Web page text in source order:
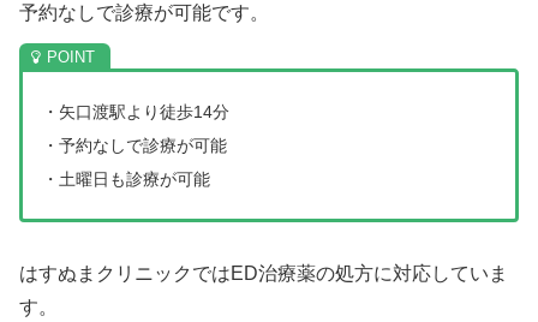
予約なしで診療が可能です。
・矢口渡駅より徒歩14分
・予約なしで診療が可能
・土曜日も診療が可能
はすぬまクリニックではED治療薬の処方に対応していま
す。